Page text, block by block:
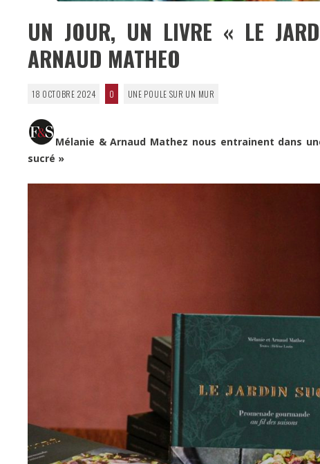
UN JOUR, UN LIVRE « LE
ARNAUD MATHEO
18 OCTOBRE 2024 0 UNE POULE SUR UN MUR
Mélanie & Arnaud Mathez nous entrainent dans
sucré »